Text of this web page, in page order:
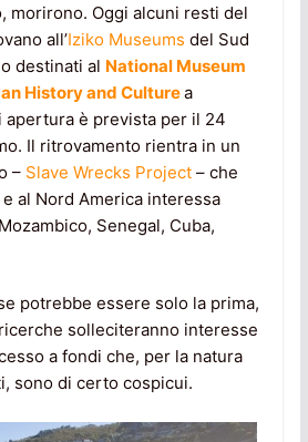
morirono. Oggi alcuni resti del
all’Iziko Museums del Sud
destinati al National Museum
History and Culturea
apertura è prevista per il 24
Il ritrovamento rientra in un
– Slave Wrecks Project– che
al Nord America interessa
Senegal, Cuba,
potrebbe essere solo la prima,
solleciteranno interesse
a fondi che, per la natura
sono di certo cospicui.